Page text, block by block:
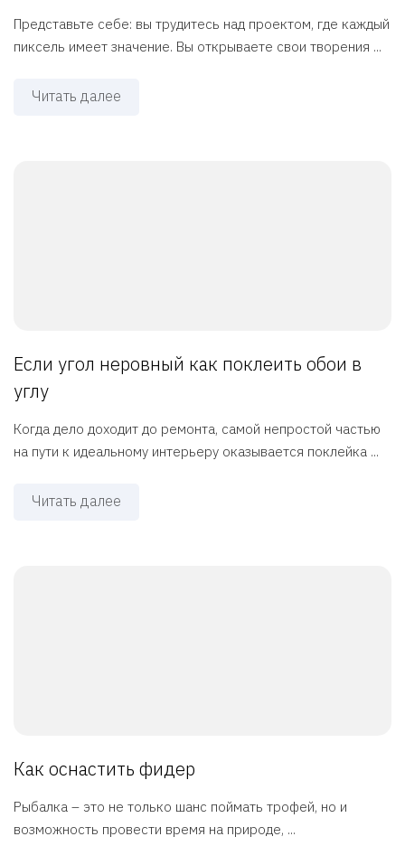
Представьте себе: вы трудитесь над проектом, где каждый
пиксель имеет значение. Вы открываете свои творения ...
Читать далее
Если угол неровный как поклеить обои в
углу
Когда дело доходит до ремонта, самой непростой частью
на пути к идеальному интерьеру оказывается поклейка ...
Читать далее
Как оснастить фидер
Рыбалка – это не только шанс поймать трофей, но и
возможность провести время на природе, ...